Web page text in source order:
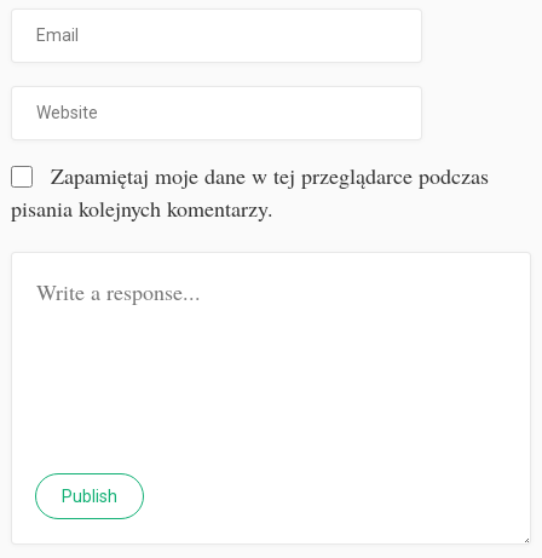
Zapamiętaj moje dane w tej przeglądarce podczas
pisania kolejnych komentarzy.